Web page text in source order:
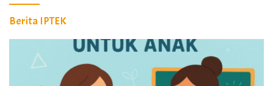
Berita IPTEK